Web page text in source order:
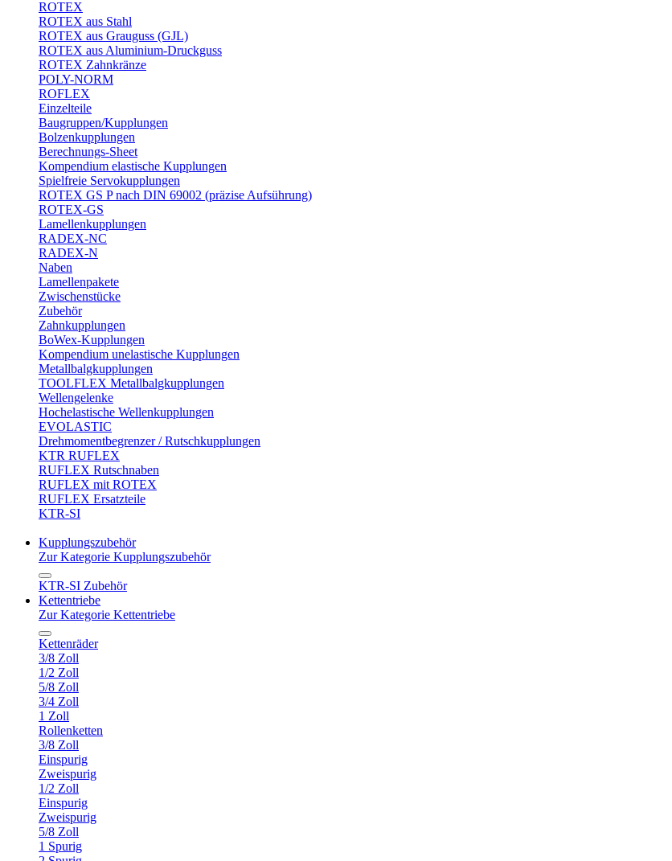
ROTEX
ROTEX aus Stahl
ROTEX aus Grauguss (GJL)
ROTEX aus Aluminium-Druckguss
ROTEX Zahnkränze
POLY-NORM
ROFLEX
Einzelteile
Baugruppen/Kupplungen
Bolzenkupplungen
Berechnungs-Sheet
Kompendium elastische Kupplungen
Spielfreie Servokupplungen
ROTEX GS P nach DIN 69002 (präzise Aufsührung)
ROTEX-GS
Lamellenkupplungen
RADEX-NC
RADEX-N
Naben
Lamellenpakete
Zwischenstücke
Zubehör
Zahnkupplungen
BoWex-Kupplungen
Kompendium unelastische Kupplungen
Metallbalgkupplungen
TOOLFLEX Metallbalgkupplungen
Wellengelenke
Hochelastische Wellenkupplungen
EVOLASTIC
Drehmomentbegrenzer / Rutschkupplungen
KTR RUFLEX
RUFLEX Rutschnaben
RUFLEX mit ROTEX
RUFLEX Ersatzteile
KTR-SI
Kupplungszubehör
Zur Kategorie Kupplungszubehör
KTR-SI Zubehör
Kettentriebe
Zur Kategorie Kettentriebe
Kettenräder
3/8 Zoll
1/2 Zoll
5/8 Zoll
3/4 Zoll
1 Zoll
Rollenketten
3/8 Zoll
Einspurig
Zweispurig
1/2 Zoll
Einspurig
Zweispurig
5/8 Zoll
1 Spurig